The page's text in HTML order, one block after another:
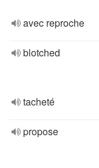
avec reproche
blotched
tacheté
propose